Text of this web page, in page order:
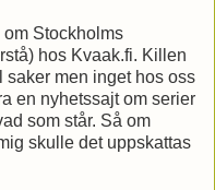
om Stockholms
hos Kvaak.fi. Killen
saker men inget hos oss
en nyhetssajt om serier
som står. Så om
skulle det uppskattas